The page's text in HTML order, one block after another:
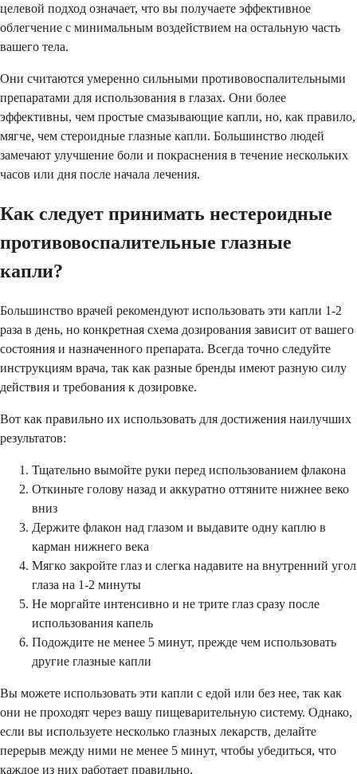
целевой подход означает, что вы получаете эффективное
облегчение с минимальным воздействием на остальную часть
вашего тела.
Они считаются умеренно сильными противовоспалительными
препаратами для использования в глазах. Они более
эффективны, чем простые смазывающие капли, но, как правило,
мягче, чем стероидные глазные капли. Большинство людей
замечают улучшение боли и покраснения в течение нескольких
часов или дня после начала лечения.
Как следует принимать нестероидные
противовоспалительные глазные
капли?
Большинство врачей рекомендуют использовать эти капли 1-2
раза в день, но конкретная схема дозирования зависит от вашего
состояния и назначенного препарата. Всегда точно следуйте
инструкциям врача, так как разные бренды имеют разную силу
действия и требования к дозировке.
Вот как правильно их использовать для достижения наилучших
результатов:
Тщательно вымойте руки перед использованием флакона
Откиньте голову назад и аккуратно оттяните нижнее веко
вниз
Держите флакон над глазом и выдавите одну каплю в
карман нижнего века
Мягко закройте глаз и слегка надавите на внутренний угол
глаза на 1-2 минуты
Не моргайте интенсивно и не трите глаз сразу после
использования капель
Подождите не менее 5 минут, прежде чем использовать
другие глазные капли
Вы можете использовать эти капли с едой или без нее, так как
они не проходят через вашу пищеварительную систему. Однако,
если вы используете несколько глазных лекарств, делайте
перерыв между ними не менее 5 минут, чтобы убедиться, что
каждое из них работает правильно.